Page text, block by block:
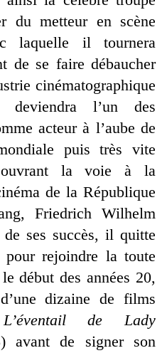
du metteur en scène
laquelle il tournera
de se faire débaucher
cinématographique
l’un des
acteur à l’aube de
puis très vite
ouvrant la voie à la
de la République
Friedrich Wilhelm
ses succès, il quitte
rejoindre la toute
début des années 20,
dizaine de films
L’éventail de Lady
avant de signer son